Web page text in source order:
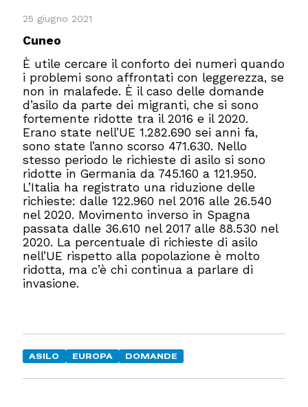
25 giugno 2021
Cuneo
È utile cercare il conforto dei numeri quando
i problemi sono affrontati con leggerezza, se
non in malafede. È il caso delle domande
d’asilo da parte dei migranti, che si sono
fortemente ridotte tra il 2016 e il 2020.
Erano state nell’UE 1.282.690 sei anni fa,
sono state l’anno scorso 471.630. Nello
stesso periodo le richieste di asilo si sono
ridotte in Germania da 745.160 a 121.950.
L’Italia ha registrato una riduzione delle
richieste: dalle 122.960 nel 2016 alle 26.540
nel 2020. Movimento inverso in Spagna
passata dalle 36.610 nel 2017 alle 88.530 nel
2020. La percentuale di richieste di asilo
nell’UE rispetto alla popolazione è molto
ridotta, ma c’è chi continua a parlare di
invasione.
ASILO EUROPA DOMANDE